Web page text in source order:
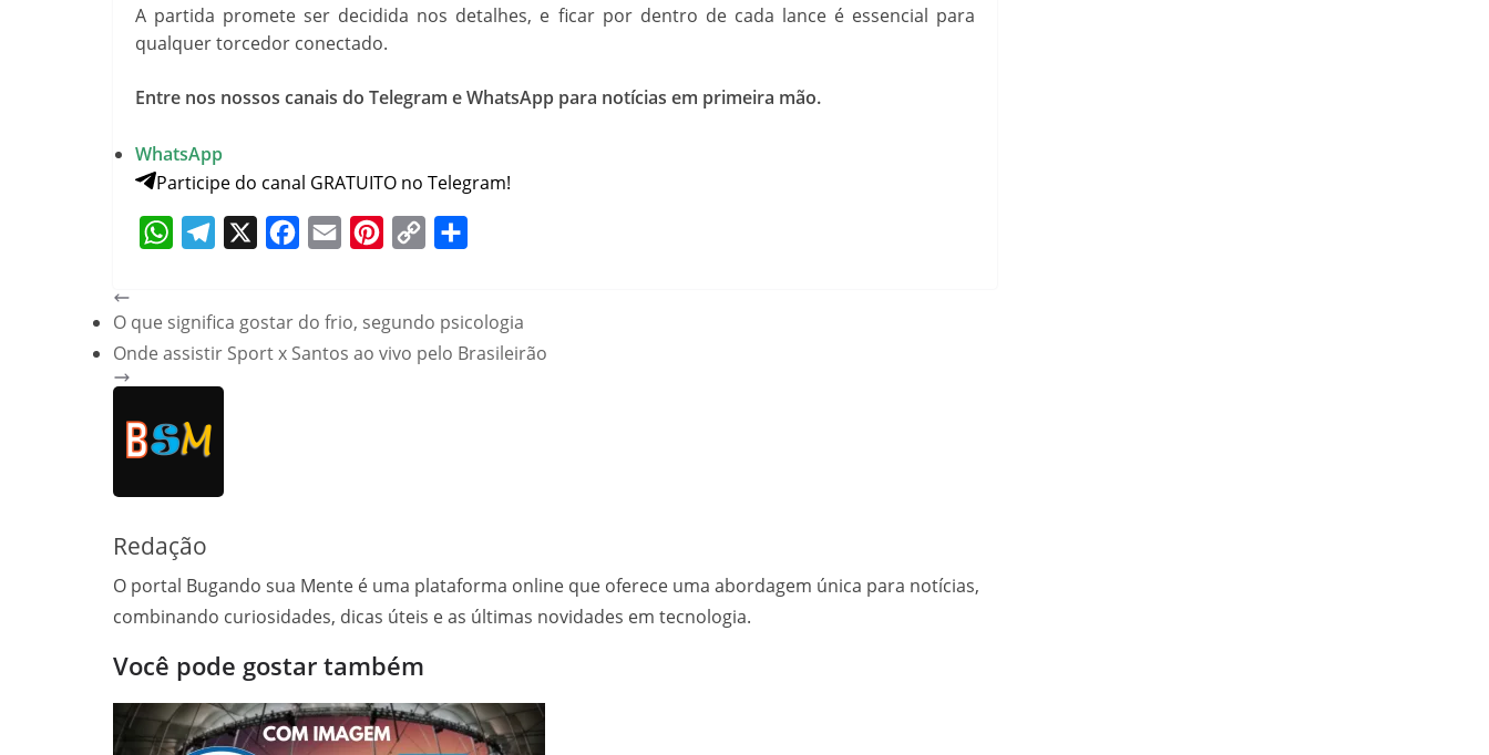
A partida promete ser decidida nos detalhes, e ficar por dentro de cada lance é essencial para
qualquer torcedor conectado.
Entre nos nossos canais do Telegram e WhatsApp para notícias em primeira mão.
WhatsApp
Participe do canal GRATUITO no Telegram!
a
t
A
p
p
l
e
r
m
c
e
a
i
n
t
p
y
a
r
O que significa gostar do frio, segundo psicologia
Onde assistir Sport x Santos ao vivo pelo Brasileirão
Redação
O portal Bugando sua Mente é uma plataforma online que oferece uma abordagem única para notícias,
combinando curiosidades, dicas úteis e as últimas novidades em tecnologia.
Você pode gostar também